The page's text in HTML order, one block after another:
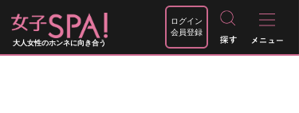
大人女性のホンネに向き合う
ログイン
会員登録